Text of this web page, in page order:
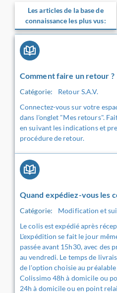
Les articles de la base de
connaissance les plus vus:
Comment faire un retour ?
Catégorie:
Retour S.A.V.
Connectez-vous sur votre
dans l'onglet "Mes retours".
en suivant les indications et
procédure de retour.
Quand expédiez-vous les
Catégorie:
Modification et
Le colis est expédié après
L'expédition se fait le jour
passée avant 15h30, avec des
au vendredi. Le temps de
de l'option choisie au
Colissimo 48h à domicile ou
24h à domicile ou en point